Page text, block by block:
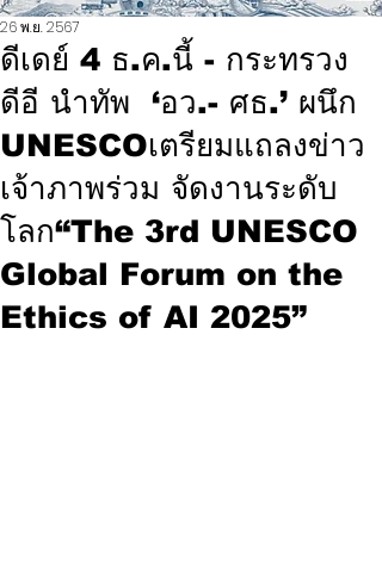
ดีเดย์ 4 ธ.ค.นี้ - กระทรวง
ดีอี นำทัพ ‘อว.- ศธ.’ ผนึก
UNESCOเตรียมแถลงข่าว
เจ้าภาพร่วม จัดงานระดับ
โลก“The 3rd UNESCO
Global Forum on the
Ethics of AI 2025”
26 พ.ย. 2567